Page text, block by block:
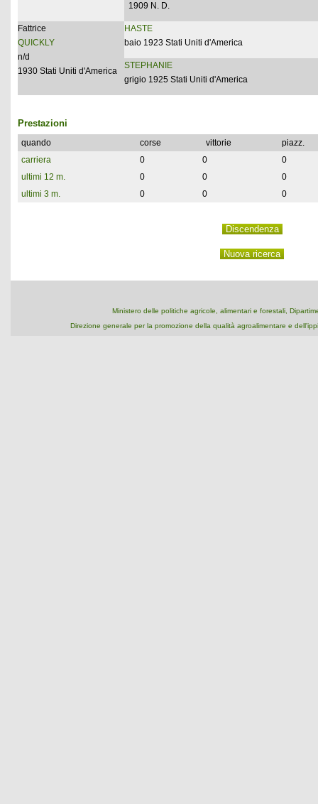
1909 N. D.
Fattrice
QUICKLY
n/d
1930 Stati Uniti d'America
HASTE
baio 1923 Stati Uniti d'America
STEPHANIE
grigio 1925 Stati Uniti d'America
Prestazioni
quando corse vittorie
piazz.
carriera
0 0
0
ultimi 12 m.
0 0
0
ultimi 3 m.
0 0 0
Ministero delle politiche agricole, alimentari e forestali,
Direzione generale per la promozione della qualità agroalimentare e